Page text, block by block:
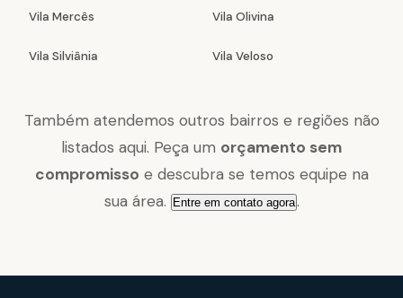
Vila Mercês Vila Olivina
Vila Silviânia Vila Veloso
Também atendemos outros bairros e regiões não
listados aqui. Peça um orçamento sem
compromisso e descubra se temos equipe na
sua área.
Entre em contato agora.